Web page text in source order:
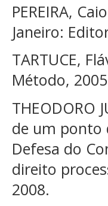
PEREIRA,
Janeiro:
TARTUCE,
Método,
THEODORO
de um ponto
Defesa do
direito
2008.